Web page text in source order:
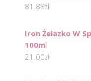
81.88zł
Iron Żelazko W
100ml
21.00zł